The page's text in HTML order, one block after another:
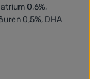
0,6%,
0,5%, DHA